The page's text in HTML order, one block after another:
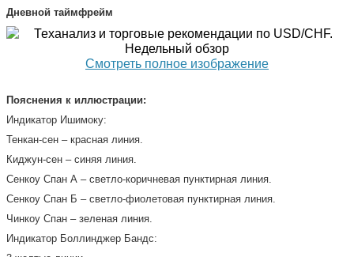
Дневной таймфрейм
Смотреть полное изображение
Пояснения к иллюстрации:
Индикатор Ишимоку:
Тенкан-сен – красная линия.
Киджун-сен – синяя линия.
Сенкоу Спан А – светло-коричневая пунктирная линия.
Сенкоу Спан Б – светло-фиолетовая пунктирная линия.
Чинкоу Спан – зеленая линия.
Индикатор Боллинджер Бандс: